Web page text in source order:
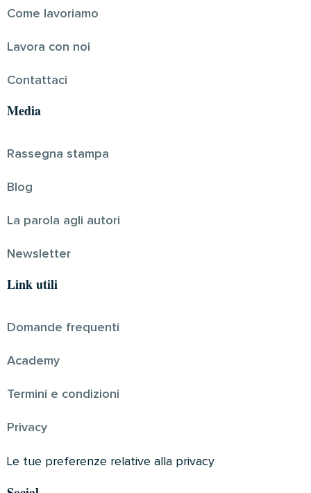
Come lavoriamo
Lavora con noi
Contattaci
Media
Rassegna stampa
Blog
La parola agli autori
Newsletter
Link utili
Domande frequenti
Academy
Termini e condizioni
Privacy
Le tue preferenze relative alla privacy